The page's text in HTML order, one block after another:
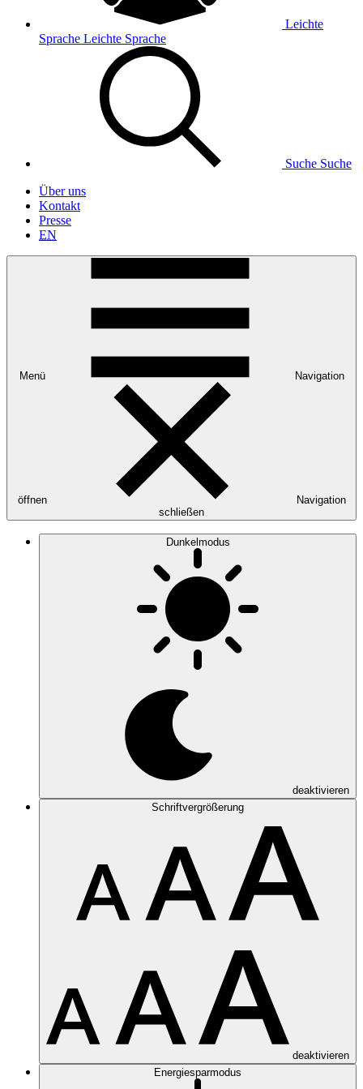
Leichte
Sprache Leichte Sprache
Suche Suche
Über uns
Kontakt
Presse
EN
Menü Navigation
öffnen
Navigation
schließen
Dunkelmodus
deaktivieren
Schriftvergrößerung
deaktivieren
Energiesparmodus